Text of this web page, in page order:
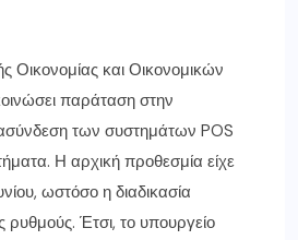
Οικονομίας και Οικονομικών
παράταση στην
των συστημάτων POS
Η αρχική προθεσμία είχε
ωστόσο η διαδικασία
Έτσι, το υπουργείο